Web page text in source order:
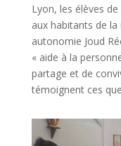
Lyon, les élèves de
aux habitants de la
autonomie Joud
« aide à la
partage et de
témoignent ces